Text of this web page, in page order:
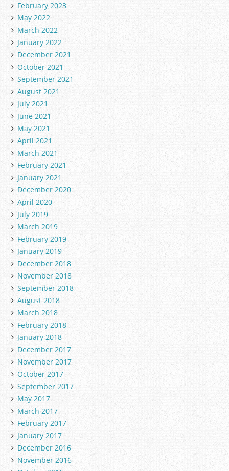
February 2023
May 2022
March 2022
January 2022
December 2021
October 2021
September 2021
August 2021
July 2021
June 2021
May 2021
April 2021
March 2021
February 2021
January 2021
December 2020
April 2020
July 2019
March 2019
February 2019
January 2019
December 2018
November 2018
September 2018
August 2018
March 2018
February 2018
January 2018
December 2017
November 2017
October 2017
September 2017
May 2017
March 2017
February 2017
January 2017
December 2016
November 2016